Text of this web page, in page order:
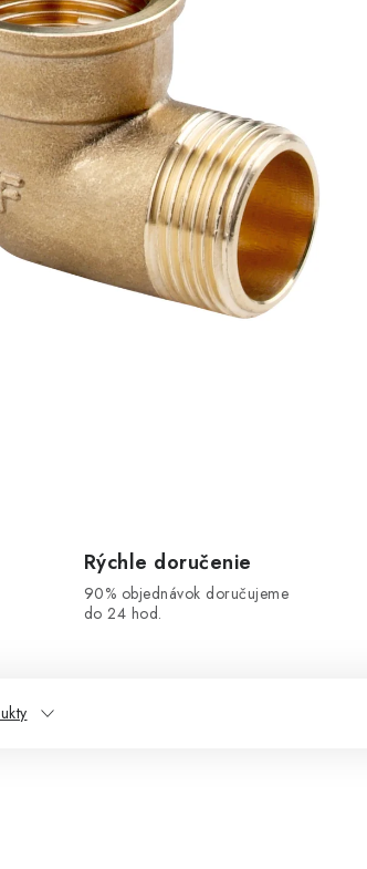
Rýchle doručenie
90% objednávok doručujeme
do 24 hod.